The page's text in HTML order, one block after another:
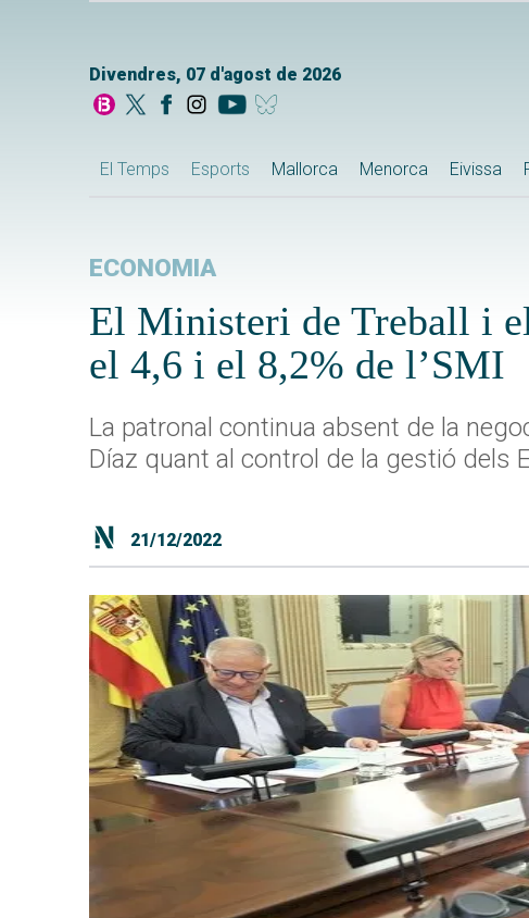
Divendres, 07 d'agost de 2026
El Temps Esports Mallorca Menorca Eivissa
ECONOMIA
El Ministeri de Treball i
el 4,6 i el 8,2% de l’SMI
La patronal continua absent de la
Díaz quant al control de la gestió dels
21/12/2022